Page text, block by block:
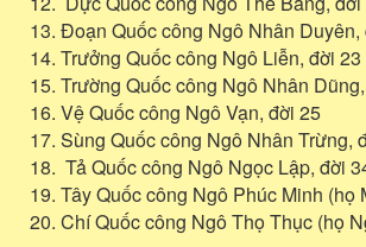
13. Đoạn Quốc công Ngô Nhân Duyên,
14. Trưởng Quốc công Ngô Liễn, đời 23
15. Trường Quốc công Ngô Nhân
16. Vệ Quốc công Ngô Vạn, đời 25
17. Sùng Quốc công Ngô Nhân Trừng,
18. Tả Quốc công Ngô Ngọc Lập, đời
19. Tây Quốc công Ngô Phúc Minh (họ
20. Chí Quốc công Ngô Thọ Thục (họ